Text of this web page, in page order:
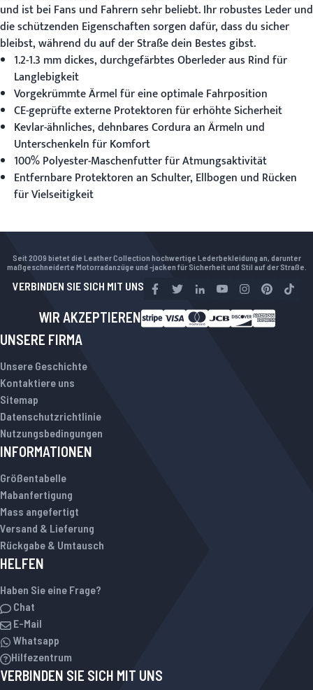
und ist bei Fans und Fahrern sehr beliebt. Ihr robustes Leder und
die schützenden Eigenschaften sorgen dafür, dass du sicher
bleibst, während du auf der Straße dein Bestes gibst.
1.2-1.3 mm dickes, durchgefärbtes Oberleder aus Rind für
Langlebigkeit
Vorgekrümmte Ärmel für eine optimale Fahrposition
CE-geprüfte externe Protektoren für erhöhte Sicherheit
Kevlar-ähnliches, dehnbares Cordura an Ärmeln und
Unterschenkeln für Komfort
100% Polyester-Maschenfutter für Atmungsaktivität
Entfernbare Protektoren an Schulter, Ellbogen und Rücken
für Vielseitigkeit
Seit 2009 bietet die Leather Collection hochwertige Lederbekleidung an, darunter
maßgeschneiderte Motorradanzüge und -jacken für Sicherheit und Stil auf der Straße.
VERBINDEN SIE SICH MIT UNS
WIR AKZEPTIEREN
UNSERE FIRMA
Unsere Geschichte
Kontaktiere uns
Sitemap
Datenschutzrichtlinie
Nutzungsbedingungen
INFORMATIONEN
Größentabelle
Mabanfertigung
Mass angefertigt
Versand & Lieferung
Rückgabe & Umtausch
HELFEN
Haben Sie eine Frage?
Chat
E-Mail
Whatsapp
Hilfezentrum
VERBINDEN SIE SICH MIT UNS